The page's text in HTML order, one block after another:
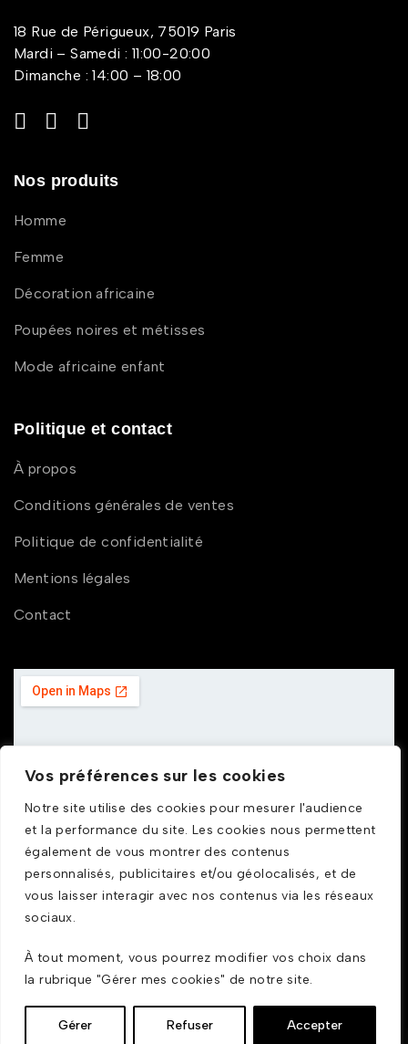
Vos préférences sur les cookies
Notre site utilise des cookies pour mesurer l'audience
et la performance du site. Les cookies nous permettent
également de vous montrer des contenus
personnalisés, publicitaires et/ou géolocalisés, et de
vous laisser interagir avec nos contenus via les réseaux
sociaux.
À tout moment, vous pourrez modifier vos choix dans
la rubrique "Gérer mes cookies" de notre site.
Gérer Refuser Accepter
18 Rue de Périgueux, 75019 Paris
Mardi – Samedi : 11:00-20:00
Dimanche : 14:00 – 18:00
Nos produits
Homme
Femme
Décoration africaine
Poupées noires et métisses
Mode africaine enfant
Politique et contact
À propos
Conditions générales de ventes
Politique de confidentialité
Mentions légales
Contact
© GDUSTYL 2025